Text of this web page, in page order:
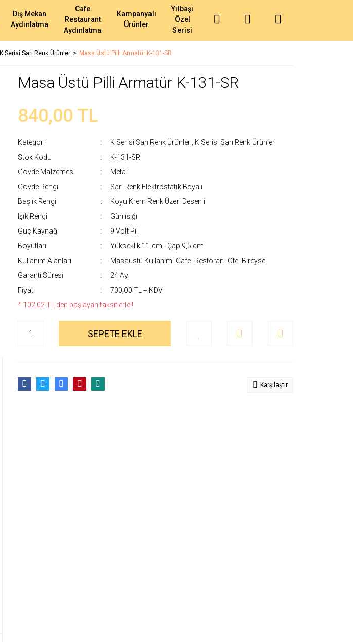
Dış Mekan
Aydınlatma
Cafe
Restaurant
Aydınlatma
Kampanyalı
Ürünler
Yılbaşı
Özel
Serisi
K Serisi Sarı Renk Ürünler Masa Üstü Pilli Armatür K-131-SR
Masa Üstü Pilli Armatür K-131-SR
840,00 TL
Kategori K Serisi Sarı Renk Ürünler
K Serisi Sarı Renk Ürünler
Stok Kodu
K-131-SR
Gövde Malzemesi
Metal
Gövde Rengi
Sarı Renk Elektrostatik Boyalı
Başlık Rengi
Koyu Krem Renk Üzeri Desenli
Işık Rengi
Gün ışığı
Güç Kaynağı
9 Volt Pil
Boyutları
Yükseklik 11 cm - Çap 9,5 cm
Kullanım Alanları
Masaüstü Kullanım- Cafe- Restoran- Otel-Bireysel
Garanti Süresi
24 Ay
Fiyat
700,00 TL + KDV
* 102,02 TL den başlayan taksitlerle!!
SEPETE EKLE
Karşılaştır